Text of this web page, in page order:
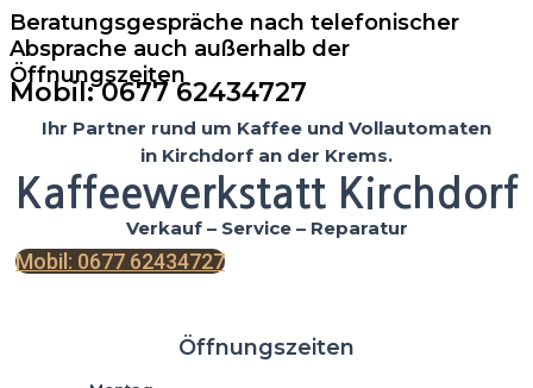
Beratungsgespräche nach telefonischer
Absprache auch außerhalb der
Öffnungszeiten
Mobil: 0677 62434727
Ihr Partner rund um Kaffee und Vollautomaten
in Kirchdorf an der Krems.
Kaffeewerkstatt Kirchdorf
Verkauf – Service – Reparatur
Mobil: 0677 62434727
Öffnungszeiten